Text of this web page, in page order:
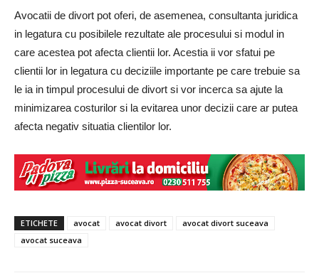
Avocatii de divort pot oferi, de asemenea, consultanta juridica
in legatura cu posibilele rezultate ale procesului si modul in
care acestea pot afecta clientii lor. Acestia ii vor sfatui pe
clientii lor in legatura cu deciziile importante pe care trebuie sa
le ia in timpul procesului de divort si vor incerca sa ajute la
minimizarea costurilor si la evitarea unor decizii care ar putea
afecta negativ situatia clientilor lor.
ETICHETE avocat avocat divort
avocat divort suceava
avocat suceava